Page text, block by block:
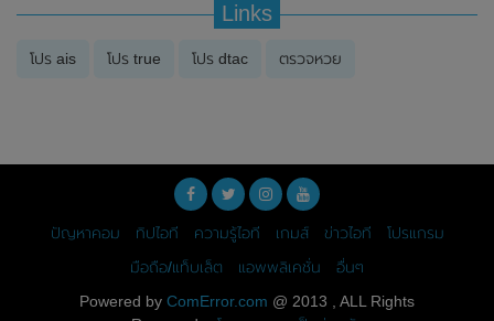
Links
โปร ais โปร true โปร dtac ตรวจหวย
ปัญหาคอม ทิปไอที ความรู้ไอที เกมส์ ข่าวไอที
โปรแกรม
มือถือ/แท็บเล็ต
แอพพลิเคชั่น
อื่นๆ
Powered by ComError.com @ 2013 , ALL Rights